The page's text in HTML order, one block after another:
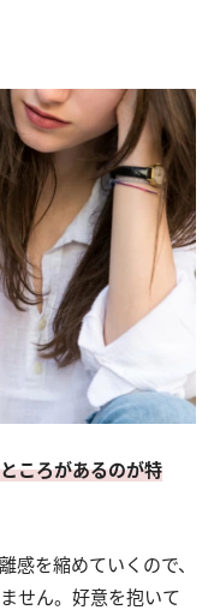
ころがあるのが特
感を縮めていくので、
せん。好意を抱いて